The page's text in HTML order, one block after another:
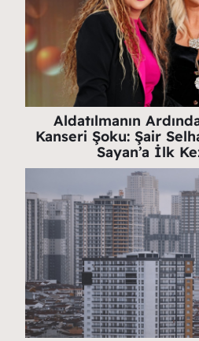
Aldatılmanın
Kanseri Şoku: Şair
Sayan’a İlk